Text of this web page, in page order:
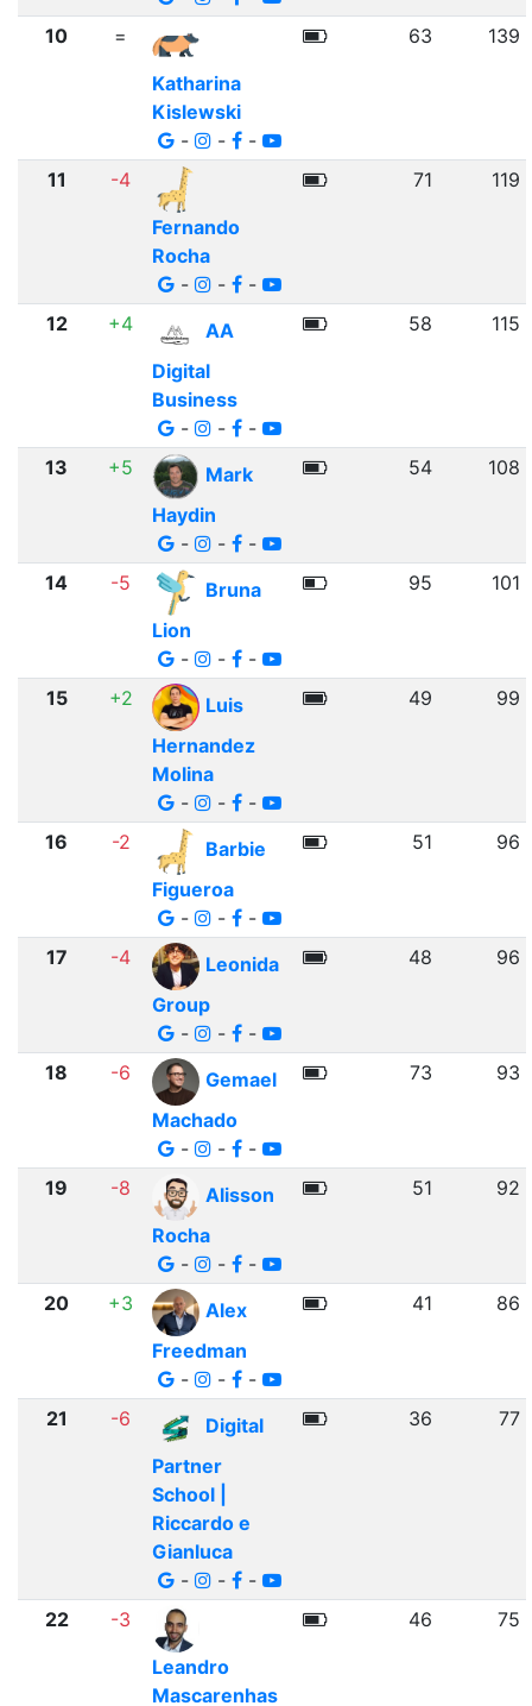
10
=
Katharina
Kislewski
-
- -
63 139
11
-4
Fernando
Rocha
-
- -
71 119
12 +4
AA
Digital
Business
-
- -
58 115
13 +5
Mark
Haydin
-
- -
54 108
14 -5
Bruna
Lion
-
- -
95 101
15 +2
Luis
Hernandez
Molina
-
- -
49 99
16 -2
Barbie
Figueroa
-
- -
51 96
17 -4
Leonida
Group
-
- -
48 96
18 -6
Gemael
Machado
-
- -
73 93
19 -8
Alisson
Rocha
-
- -
51 92
20 +3
Alex
Freedman
-
- -
41 86
21 -6
Digital
Partner
School |
Riccardo e
Gianluca
-
- -
36 77
22
-3
Leandro
Mascarenhas
46 75